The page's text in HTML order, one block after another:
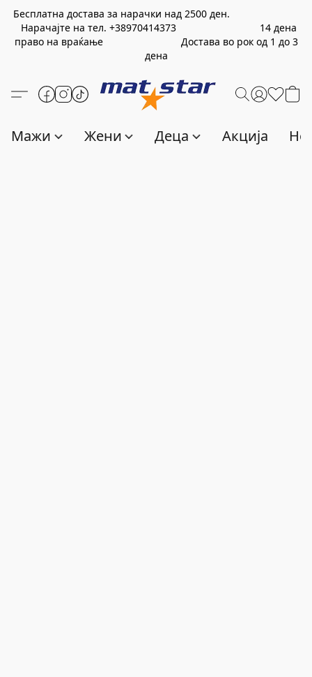
Бесплатна достава за нарачки над 2500 ден.
Нарачајте на тел. +38970414373 14 дена
право на враќање Достава во рок од 1 до 3
дена
Мажи Жени Деца Акција